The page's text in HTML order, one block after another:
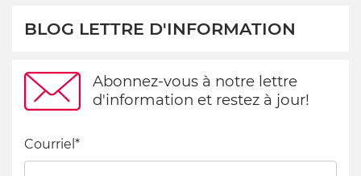
BLOG LETTRE D'INFORMATION
Abonnez-vous à notre lettre
d'information et restez à jour!
Courriel *